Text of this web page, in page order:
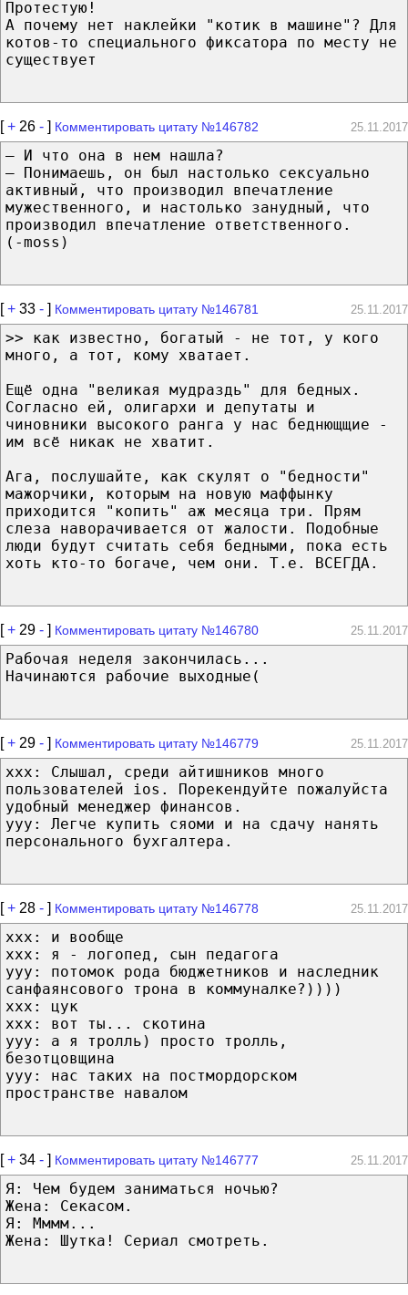
Протестую!
А почему нет наклейки "котик в машине"? Для
котов-то специального фиксатора по месту не
существует
[+ 26 - ] Комментировать цитату №146782 25.11.2017
– И что она в нем нашла?
– Понимаешь, он был настолько сексуально
активный, что производил впечатление
мужественного, и настолько занудный, что
производил впечатление ответственного.
(-moss)
[+ 33 - ] Комментировать цитату №146781 25.11.2017
>> как известно, богатый - не тот, у кого
много, а тот, кому хватает.
Ещё одна "великая мудраздь" для бедных.
Согласно ей, олигархи и депутаты и
чиновники высокого ранга у нас беднющщие -
им всё никак не хватит.
Ага, послушайте, как скулят о "бедности"
мажорчики, которым на новую маффынку
приходится "копить" аж месяца три. Прям
слеза наворачивается от жалости. Подобные
люди будут считать себя бедными, пока есть
хоть кто-то богаче, чем они. Т.е. ВСЕГДА.
[+ 29 - ] Комментировать цитату №146780 25.11.2017
Рабочая неделя закончилась...
Начинаются рабочие выходные(
[+ 29 - ] Комментировать цитату №146779 25.11.2017
xxx: Слышал, среди айтишников много
пользователей ios. Порекендуйте пожалуйста
удобный менеджер финансов.
yyy: Легче купить сяоми и на сдачу нанять
персонального бухгалтера.
[+ 28 - ] Комментировать цитату №146778 25.11.2017
ххх: и вообще
ххх: я - логопед, сын педагога
ууу: потомок рода бюджетников и наследник
санфаянсового трона в коммуналке?))))
ххх: цук
ххх: вот ты... скотина
ууу: а я тролль) просто тролль,
безотцовщина
ууу: нас таких на постмордорском
пространстве навалом
[+ 34 - ] Комментировать цитату №146777 25.11.2017
Я: Чем будем заниматься ночью?
Жена: Секасом.
Я: Мммм...
Жена: Шутка! Сериал смотреть.